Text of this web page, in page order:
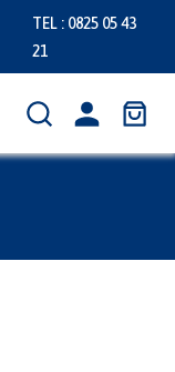
TEL : 0825 05 43
21